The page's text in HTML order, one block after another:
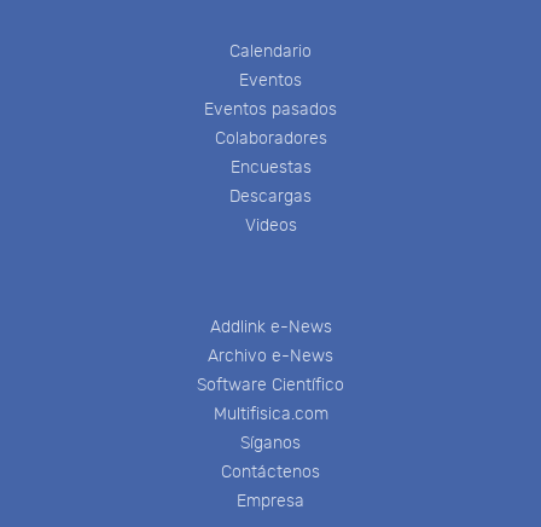
Calendario
Eventos
Eventos pasados
Colaboradores
Encuestas
Descargas
Videos
Addlink e-News
Archivo e-News
Software Científico
Multifisica.com
Síganos
Contáctenos
Empresa